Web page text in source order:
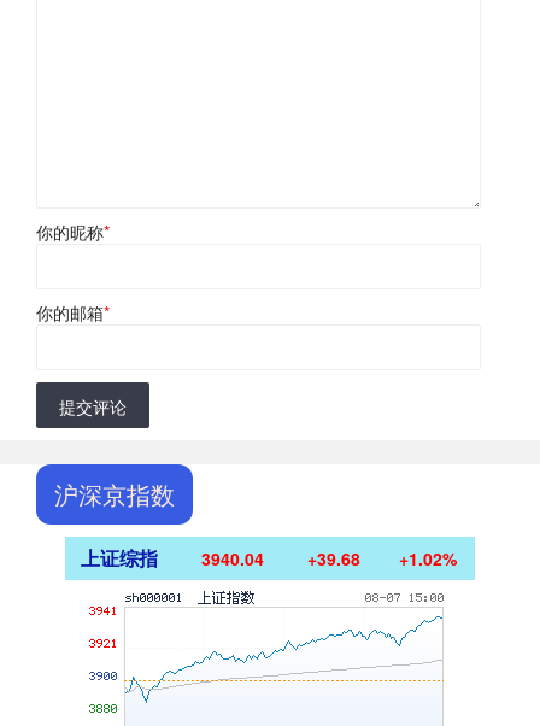
你的昵称*
你的邮箱*
提交评论
沪深京指数
上证综指 3940.04 +39.68 +1.02%